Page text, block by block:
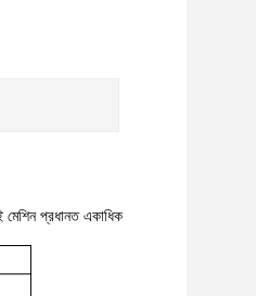
মেশিন প্রধানত একাধিক